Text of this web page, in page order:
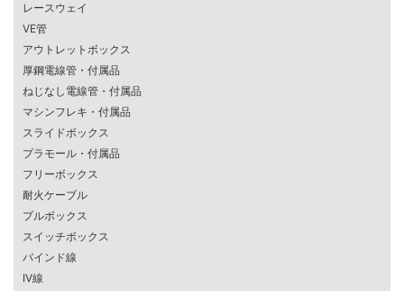
レースウェイ
VE管
アウトレットボックス
厚鋼電線管・付属品
ねじなし電線管・付属品
マシンフレキ・付属品
スライドボックス
プラモール・付属品
フリーボックス
耐火ケーブル
プルボックス
スイッチボックス
バインド線
IV線